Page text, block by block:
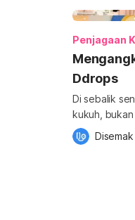
Penjagaan
Ddrops
Di sebalik
kukuh,
keluarga bagi
ramai antara